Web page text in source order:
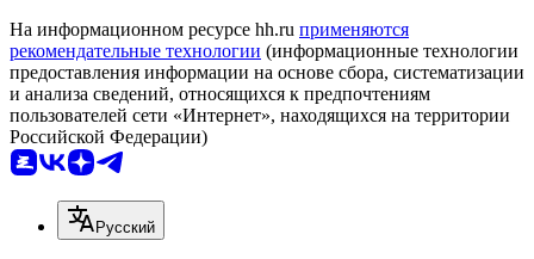
На информационном ресурсе hh.ru применяются
рекомендательные технологии (информационные технологии
предоставления информации на основе сбора, систематизации
и анализа сведений, относящихся к предпочтениям
пользователей сети «Интернет», находящихся на территории
Российской Федерации)
Русский